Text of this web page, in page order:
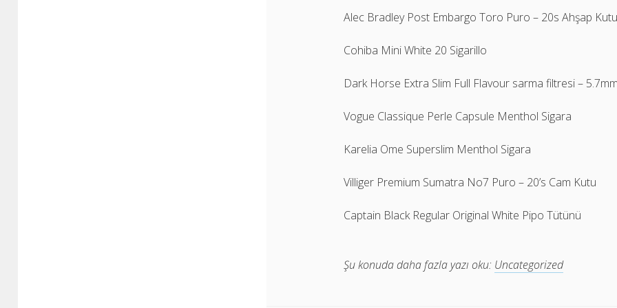
Alec Bradley Post Embargo Toro Puro – 20s Ahşap
Cohiba Mini White 20 Sigarillo
Dark Horse Extra Slim Full Flavour sarma filtresi –
Vogue Classique Perle Capsule Menthol Sigara
Karelia Ome Superslim Menthol Sigara
Villiger Premium Sumatra No7 Puro – 20’s Cam Kutu
Captain Black Regular Original White Pipo Tütünü
Şu konuda daha fazla yazı oku: Uncategorized